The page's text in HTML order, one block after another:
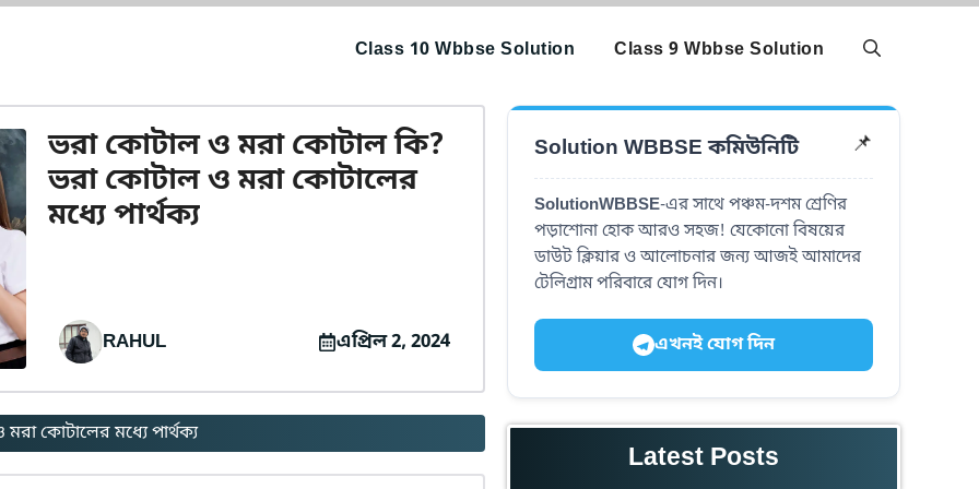
Class 10 Wbbse Solution Class 9 Wbbse Solution
ভরা কোটাল ও মরা কোটাল কি?
ভরা কোটাল ও মরা কোটালের
মধ্যে পার্থক্য
RAHUL এপ্রিল 2, 2024
কোটালের মধ্যে পার্থক্য
Solution WBBSE কমিউনিটি 📌
SolutionWBBSE-এর সাথে পঞ্চম-দশম শ্রেণির
পড়াশোনা হোক আরও সহজ! যেকোনো বিষয়ের
ডাউট ক্লিয়ার ও আলোচনার জন্য আজই আমাদের
টেলিগ্রাম পরিবারে যোগ দিন।
এখনই যোগ দিন
Latest Posts